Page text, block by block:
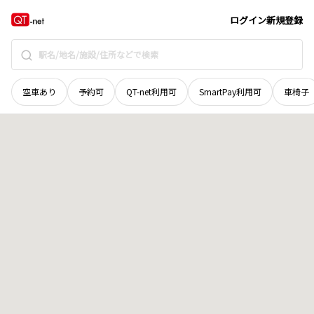
ログイン新規登録
空車あり 予約可 QT-net利用可 SmartPay利用可 車椅子
愛媛県